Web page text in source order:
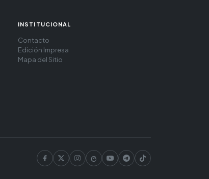
INSTITUCIONAL
Contacto
Edición Impresa
Mapa del Sitio